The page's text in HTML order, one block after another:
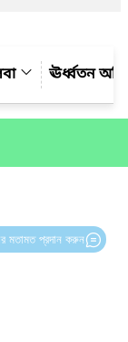
ঊর্ধ্বতন
মতামত প্রদান করুন